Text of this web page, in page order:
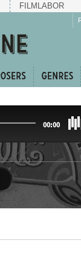
FILMLABOR
00:00